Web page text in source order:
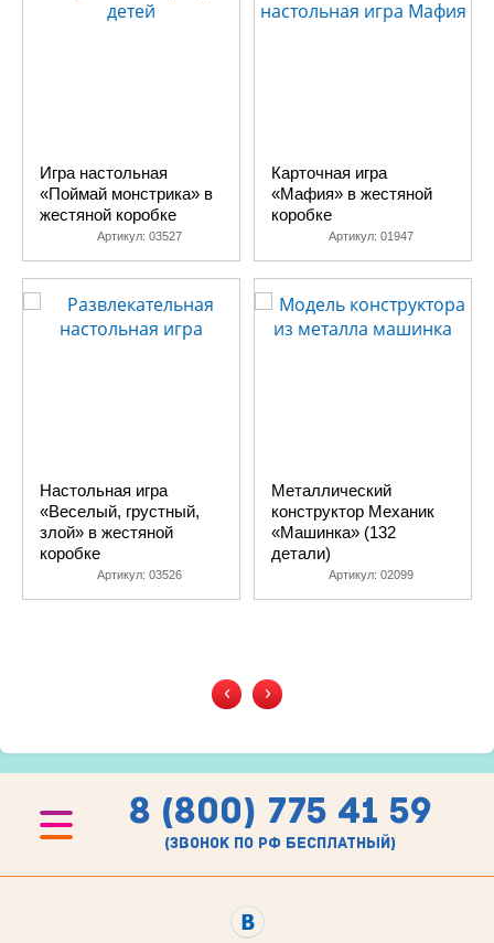
Игра настольная
«Поймай монстрика» в
жестяной коробке
Артикул: 03527
Настольная игра
«Веселый, грустный,
злой» в жестяной
коробке
Артикул: 03526
Карточная игра
«Мафия» в жестяной
коробке
Артикул: 01947
Металлический
конструктор Механик
«Машинка» (132
детали)
Артикул: 02099
‹ ›
8 (800) 775 41 59
(звонок по рф бесплатный)